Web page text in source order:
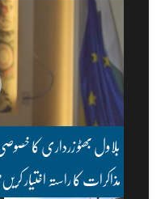
بلاول بھٹو زرداری کا
مذاکرات کا راستہ اختیار